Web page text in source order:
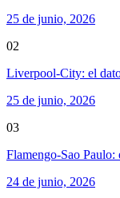
25 de junio, 2026
02
Liverpool-City: el
25 de junio, 2026
03
Flamengo-Sao
24 de junio, 2026